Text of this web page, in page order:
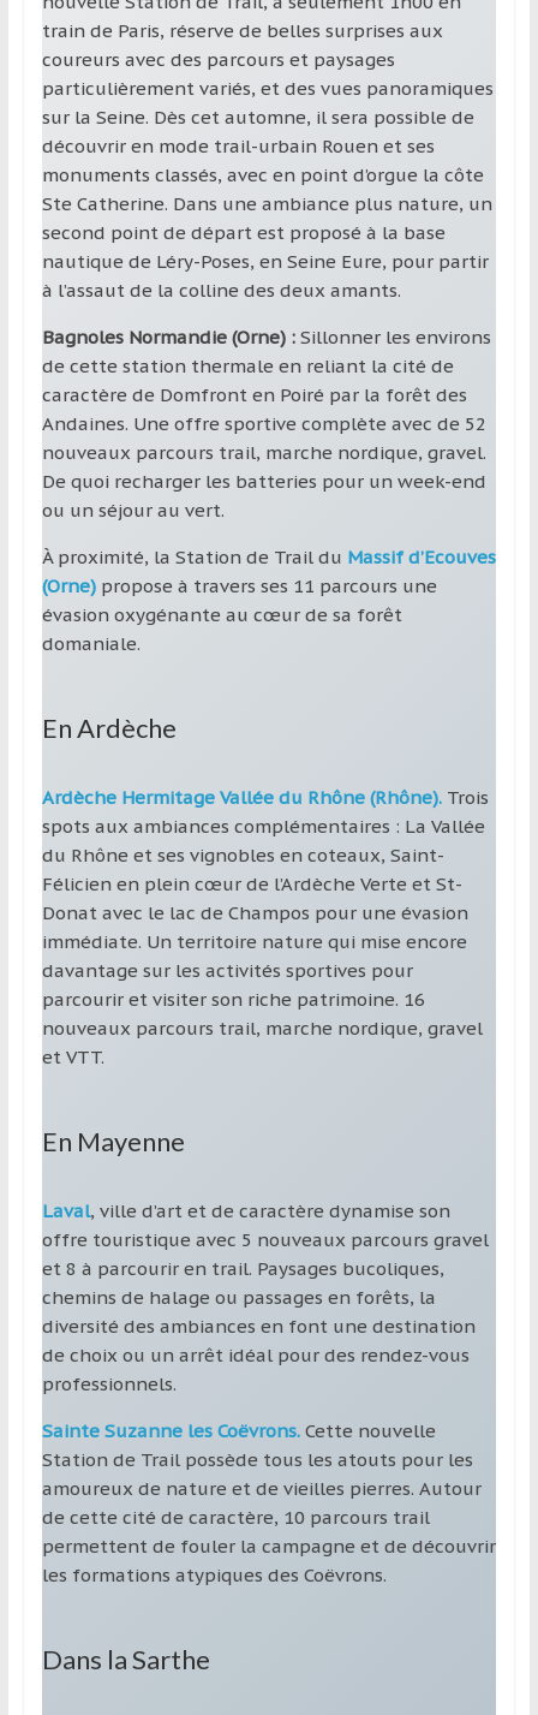
train de Paris, réserve de belles surprises aux
coureurs avec des parcours et paysages
particulièrement variés, et des vues panoramiques
sur la Seine. Dès cet automne, il sera possible de
découvrir en mode trail-urbain Rouen et ses
monuments classés, avec en point d’orgue la côte
Ste Catherine. Dans une ambiance plus nature, un
second point de départ est proposé à la base
nautique de Léry-Poses, en Seine Eure, pour partir
à l’assaut de la colline des deux amants.
Bagnoles Normandie (Orne) : Sillonner les environs
de cette station thermale en reliant la cité de
caractère de Domfront en Poiré par la forêt des
Andaines. Une offre sportive complète avec de 52
nouveaux parcours trail, marche nordique, gravel.
De quoi recharger les batteries pour un week-end
ou un séjour au vert.
À proximité, la Station de Trail du Massif d’Ecouves
(Orne) propose à travers ses 11 parcours une
évasion oxygénante au cœur de sa forêt
domaniale.
En Ardèche
Ardèche Hermitage Vallée du Rhône (Rhône).Trois
spots aux ambiances complémentaires : La Vallée
du Rhône et ses vignobles en coteaux, Saint-
Félicien en plein cœur de l’Ardèche Verte et St-
Donat avec le lac de Champos pour une évasion
immédiate. Un territoire nature qui mise encore
davantage sur les activités sportives pour
parcourir et visiter son riche patrimoine. 16
nouveaux parcours trail, marche nordique, gravel
et VTT.
En Mayenne
Laval, ville d’art et de caractère dynamise son
offre touristique avec 5 nouveaux parcours gravel
et 8 à parcourir en trail. Paysages bucoliques,
chemins de halage ou passages en forêts, la
diversité des ambiances en font une destination
de choix ou un arrêt idéal pour des rendez-vous
professionnels.
Sainte Suzanne les Coëvrons.Cette nouvelle
Station de Trail possède tous les atouts pour les
amoureux de nature et de vieilles pierres. Autour
de cette cité de caractère, 10 parcours trail
permettent de fouler la campagne et de découvrir
les formations atypiques des Coëvrons.
Dans la Sarthe